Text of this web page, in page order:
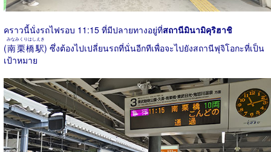
คราวนี้นั่งรถไฟรอบ 11:15 ที่มีปลายทางอยู่ที่สถานีมินามิคุริฮาชิ
(南栗橋駅
みなみくりはしえき
) ซึ่งต้องไปเปลี่ยนรถที่นั่นอีกทีเพื่อจะไปยังสถานีฟุจิโอกะที่เป็น
เป้าหมาย